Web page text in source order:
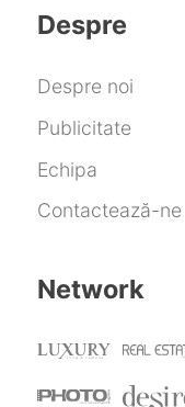
Despre
Despre noi
Publicitate
Echipa
Contactează-ne
Network